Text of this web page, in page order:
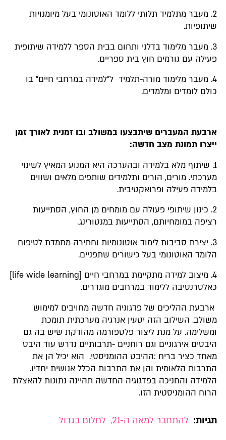
2. מעבר מתלמיד תלותי ללומד האוטונומי בעל מיומנויות
שיתופיות.
3. מעבר מלימוד בדלני ותחום בבית הספר ללמידה שיתופית
פעילה עם גורמים חוץ בית ספריים.
4. מעבר מלימוד מורה-תלמיד ל"למידה במרחבי חיים" בו
כולם לומדים ומלמדים.
ארבעת המעברים שיתבצעו במשולב ובו זמנית לאורך זמן
ייצרו תמונת מצב חדשה:
1. שיתוף מלא בלמידה ובהערכה היא המנוע המאיץ לשינוי
מערכתי. מורים, הורים ותלמידים שותפים מלאים ושווים
בלמידה פעילה ופרואקטיבית.
2. כינון שיתופי פעולה עם מומחים מן החוץ, הסתייעות
רציפה במומחיותם, הסתייעות במנטורינג.
3. יצירת סביבות לימוד אוטונומיות וחתירה מתמדת לטיפוח
הלומד האוטונומי בעל כישורים שתפניים.
4. מיצוב למידה מתקיימת במרחבי חיים [life wide learning]
כאלטרנטיבה ללימוד במרחבים מוגדרים.
ארבעת ההליכים של פדגוגיה חדשה מחויבים למימוש
משולב. השילוב הזה יטעין אנרגיה מערכתית תומכת
ומשלימה. על מנת ליצור פלטפורמה מהודקת שיש בה גם
היבטים אירגוניים וגם רוחניים -תרבותיים נדרש עוד היבט
מאחד כציר בריח :ההיבט ההומניסטי. הוא יכיל הן את
התרבות הלאומית והן את התרבות הכלל אנושית יחדיו.
הלמידה והחניכה בפדגוגיה החדשה תהיינה נתונות להאצלת
הרוח ההומניסטית הזו.
תגיות: להתחבר למאה ה-21 , לחלום בגדול